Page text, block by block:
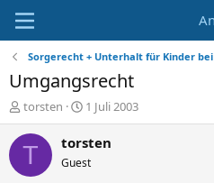
Sorgerecht + Unterhalt für Kinder bei
Umgangsrecht
E
r
s
torsten
E
r
s
e
1 Juli 2003
T torsten
Guest